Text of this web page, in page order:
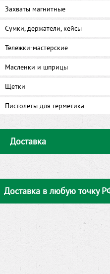
Захваты магнитные
Сумки, держатели, кейсы
Тележки-мастерские
Масленки и шприцы
Щетки
Пистолеты для герметика
Доставка
Доставка в любую точку